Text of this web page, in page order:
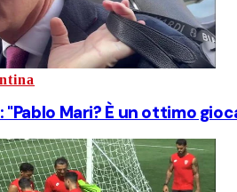
"Pablo Mari? È un ottimo